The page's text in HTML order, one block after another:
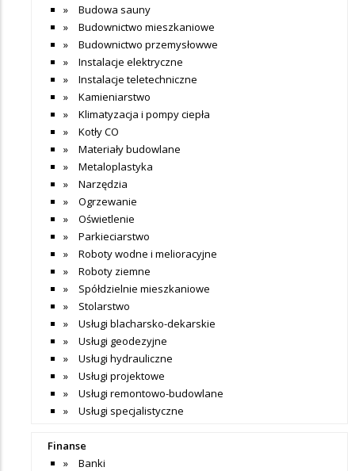
Budowa sauny
Budownictwo mieszkaniowe
Budownictwo przemysłowwe
Instalacje elektryczne
Instalacje teletechniczne
Kamieniarstwo
Klimatyzacja i pompy ciepła
Kotły CO
Materiały budowlane
Metaloplastyka
Narzędzia
Ogrzewanie
Oświetlenie
Parkieciarstwo
Roboty wodne i melioracyjne
Roboty ziemne
Spółdzielnie mieszkaniowe
Stolarstwo
Usługi blacharsko-dekarskie
Usługi geodezyjne
Usługi hydrauliczne
Usługi projektowe
Usługi remontowo-budowlane
Usługi specjalistyczne
Finanse
Banki